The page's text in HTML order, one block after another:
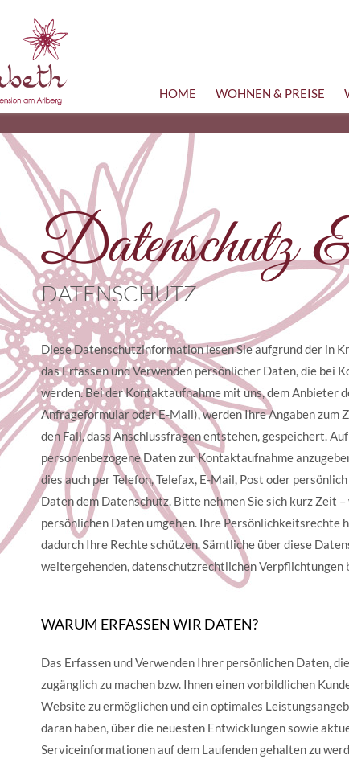
HOME WOHNEN & PREISE
Datenschutz
DATENSCHUTZ
Diese Datenschutzinformation lesen Sie aufgrund der in
das Erfassen und Verwenden persönlicher Daten, die bei
werden. Bei der Kontaktaufnahme mit uns, dem Anbieter
Anfrageformular oder E-Mail), werden Ihre Angaben zum
den Fall, dass Anschlussfragen entstehen, gespeichert.
personenbezogene Daten zur Kontaktaufnahme
dies auch per Telefon, Telefax, E-Mail, Post oder
Daten dem Datenschutz. Bitte nehmen Sie sich kurz Zeit
persönlichen Daten umgehen. Ihre Persönlichkeitsrechte
dadurch Ihre Rechte schützen. Sämtliche über diese
weitergehenden, datenschutzrechtlichen Verpflichtungen
WARUM ERFASSEN WIR DATEN?
Das Erfassen und Verwenden Ihrer persönlichen Daten,
zugänglich zu machen bzw. Ihnen einen vorbildlichen
Website zu ermöglichen und ein optimales
daran haben, über die neuesten Entwicklungen sowie
Serviceinformationen auf dem Laufenden gehalten zu